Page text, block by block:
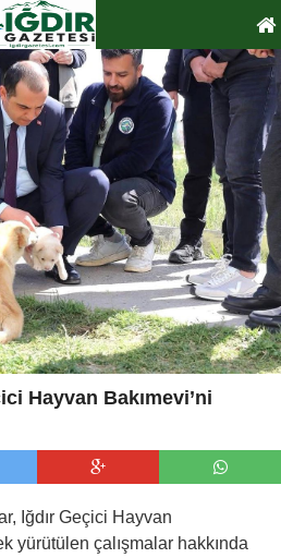
Hayvan Bakımevi’ni
Iğdır Geçici Hayvan
yürütülen çalışmalar hakkında